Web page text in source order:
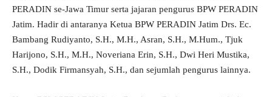
PERADIN se-Jawa Timur serta jajaran pengurus BPW PERADIN
Jatim. Hadir di antaranya Ketua BPW PERADIN Jatim Drs. Ec.
Bambang Rudiyanto, S.H., M.H., Asran, S.H., M.Hum., Tjuk
Harijono, S.H., M.H., Noveriana Erin, S.H., Dwi Heri Mustika,
S.H., Dodik Firmansyah, S.H., dan sejumlah pengurus lainnya.